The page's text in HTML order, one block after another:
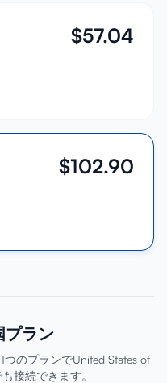
$57.04
$102.90
ラン
のプランでUnited States of
接続できます。